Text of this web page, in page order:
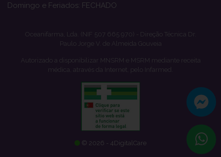
Domingo e Feriados: FECHADO
Oceanifarma, Lda. (NIF 507 665 970) - Direção Técnica Dr.
Paulo Jorge V. de Almeida Gouveia
Autorizado a disponibilizar MNSRM e MSRM mediante receita
médica, através da Internet, pelo Infarmed.
© 2026 - 4DigitalCare